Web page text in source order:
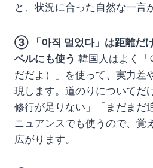
と、状況に合った自然な一言
③ 「아직 멀었다」は距離だ
ベルにも使う 韓国人はよく「
だだよ）」を使って、実力差
現します。道のりについてだ
修行が足りない」「まだまだ
ニュアンスでも使うので、覚
広がります。